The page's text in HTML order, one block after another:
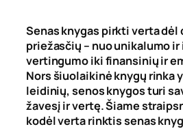
Senas knygas pirkti verta dėl
priežasčių – nuo unikalumo
vertingumo iki finansinių ir
Nors šiuolaikinė knygų rinka
leidinių, senos knygos turi
žavesį ir vertę. Šiame
kodėl verta rinktis senas